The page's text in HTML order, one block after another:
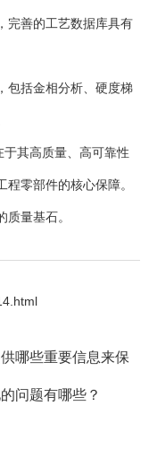
完善的工艺数据库具有
包括金相分析、硬度梯
于其高质量、高可靠性
零部件的核心保障。
量基石。
哪些重要信息来保
问题有哪些？